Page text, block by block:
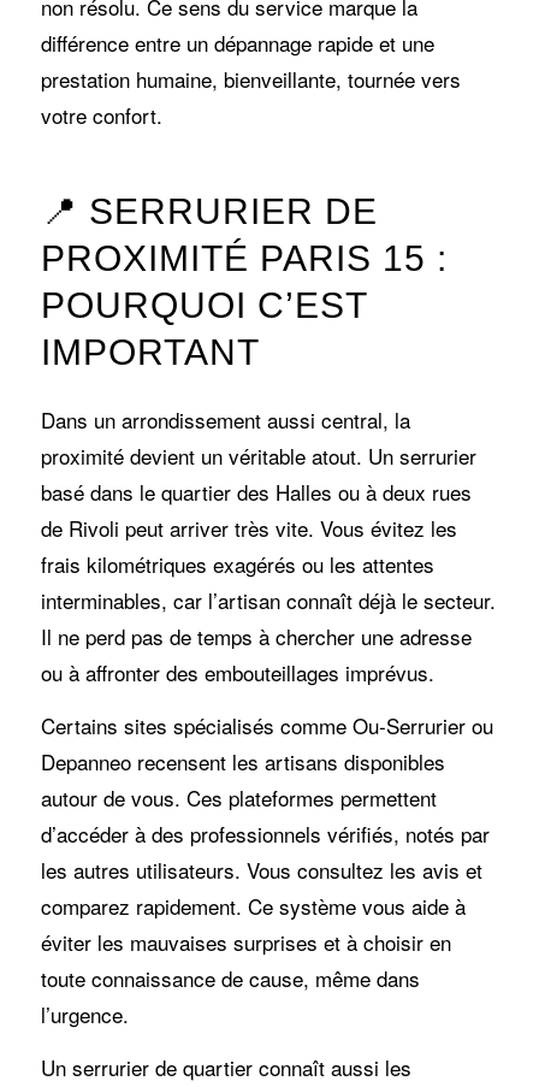
non résolu. Ce sens du service marque la
différence entre un dépannage rapide et une
prestation humaine, bienveillante, tournée vers
votre confort.
📍 SERRURIER DE
PROXIMITÉ PARIS 15 :
POURQUOI C’EST
IMPORTANT
Dans un arrondissement aussi central, la
proximité devient un véritable atout. Un serrurier
basé dans le quartier des Halles ou à deux rues
de Rivoli peut arriver très vite. Vous évitez les
frais kilométriques exagérés ou les attentes
interminables, car l’artisan connaît déjà le secteur.
Il ne perd pas de temps à chercher une adresse
ou à affronter des embouteillages imprévus.
Certains sites spécialisés comme Ou‑Serrurier ou
Depanneo recensent les artisans disponibles
autour de vous. Ces plateformes permettent
d’accéder à des professionnels vérifiés, notés par
les autres utilisateurs. Vous consultez les avis et
comparez rapidement. Ce système vous aide à
éviter les mauvaises surprises et à choisir en
toute connaissance de cause, même dans
l’urgence.
Un serrurier de quartier connaît aussi les